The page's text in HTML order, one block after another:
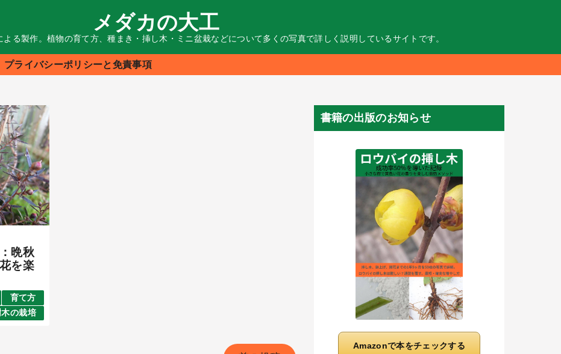
メダカの大工
る製作。植物の育て方、種まき・挿し木・ミニ盆栽などについて多くの写真で詳しく説明しているサイトです。
プライバシーポリシーと免責事項
晩秋
を楽
育て方
木の栽培
書籍の出版のお知らせ
Amazonで本をチェックする